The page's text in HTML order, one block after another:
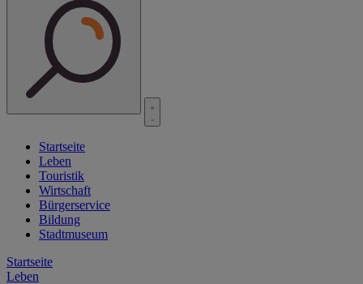
Startseite
Leben
Touristik
Wirtschaft
Bürgerservice
Bildung
Stadtmuseum
Startseite
Leben